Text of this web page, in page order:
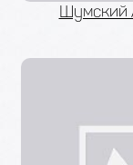
Шумский